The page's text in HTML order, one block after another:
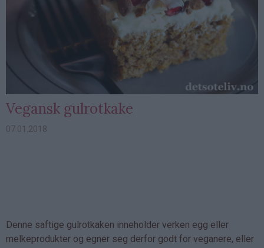
Vegansk gulrotkake
07.01.2018
Denne saftige gulrotkaken inneholder verken egg eller
melkeprodukter og egner seg derfor godt for veganere, eller